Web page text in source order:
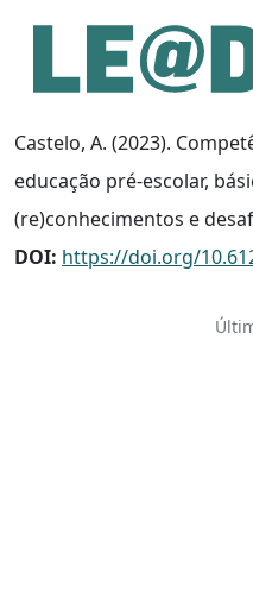
Ir para o conteúdo
Informações de
Mapa do site
Castelo, A. (2023).
educação pré-escolar,
(re)conhecimentos e
DOI: https://doi.org/